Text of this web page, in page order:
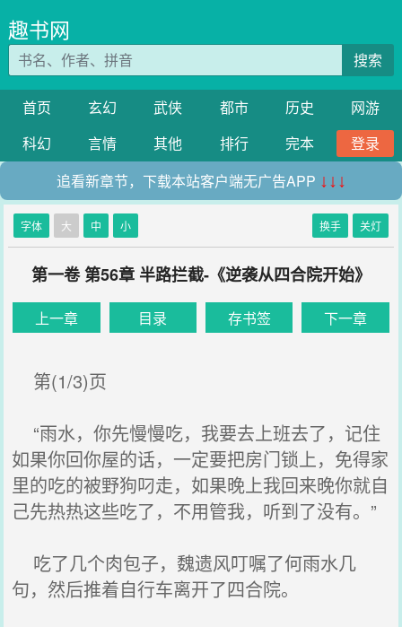
趣书网
搜索
首页 玄幻 武侠 都市 历史
网游
科幻
言情 其他 排行 完本
登录
追看新章节，下载本站客户端无广告APP ↓↓↓
字体 大 中 小 换手 关灯
第一卷 第56章 半路拦截-《逆袭从四合院开始》
上一章 目录 存书签 下一章
第(1/3)页
“雨水，你先慢慢吃，我要去上班去了，记住
如果你回你屋的话，一定要把房门锁上，免得家
里的吃的被野狗叼走，如果晚上我回来晚你就自
己先热热这些吃了，不用管我，听到了没有。”
吃了几个肉包子，魏遗风叮嘱了何雨水几
句，然后推着自行车离开了四合院。